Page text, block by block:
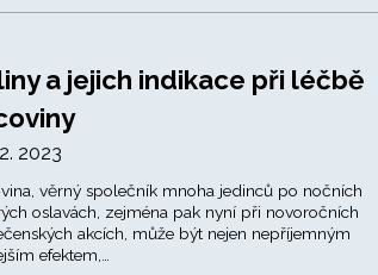
a jejich indikace při léčbě
2023
věrný společník mnoha jedinců po nočních
oslavách, zejména pak nyní při novoročních
akcích, může být nejen nepříjemným
efektem,…